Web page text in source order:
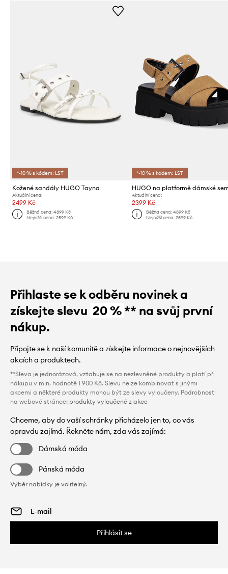
*-10 % s kódem: LST
Kožené sandály HUGO Tayna
Aktuální cena:
2499 Kč
Běžná cena:4899 Kč
Nejnižší cena:2599 Kč
*-10 % s kódem: LST
HUGO na platformě dámské
Aktuální cena:
2399 Kč
Běžná cena: 4899 Kč
Nejnižší cena: 2599 Kč
Přihlaste se k odběru novinek a
získejte slevu 20 %** na svůj první
nákup.
Připojte se k naší komunitě a získejte informace o nejnovějších
akcích a produktech.
**Sleva je jednorázová, vztahuje se na nezlevněné produkty a platí při
nákupu v min. hodnotě 1 900 Kč. Slevu nelze kombinovat s jinými
akcemi a některé produkty mohou být ze slevy vyloučeny. Podrobnosti
na webové stránce: produkty vyloučené z akce
Chceme, aby do vaší schránky přicházelo jen to, co vás
opravdu zajímá. Řekněte nám, zda vás zajímá:
Dámská móda
Pánská móda
Výběr nabídky je volitelný.
Přihlásit se